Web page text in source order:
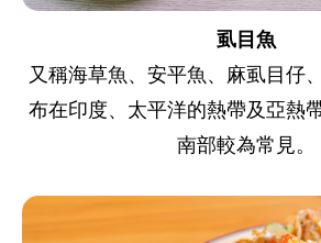
虱目魚
又稱海草魚、安平魚、麻虱目仔
布在印度、太平洋的熱帶及亞熱
南部較為常見。